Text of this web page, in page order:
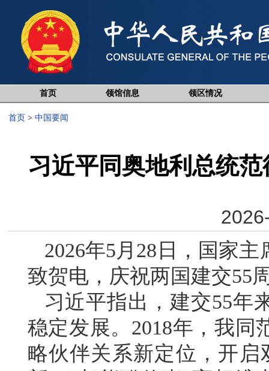
首页 领馆信息 领区情况
首页 > 中国要闻
习近平同奥地利总统
2026年5月28日，国家
致贺电，庆祝两国建交55
习近平指出，建交55年
稳定发展。2018年，我同
略伙伴关系新定位，开